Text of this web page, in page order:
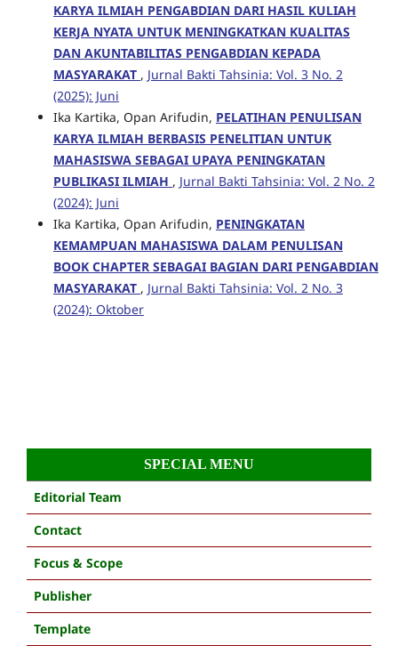
KARYA ILMIAH PENGABDIAN DARI HASIL KULIAH
KERJA NYATA UNTUK MENINGKATKAN KUALITAS
DAN AKUNTABILITAS PENGABDIAN KEPADA
MASYARAKAT , Jurnal Bakti Tahsinia: Vol. 3 No. 2
(2025): Juni
Ika Kartika, Opan Arifudin, PELATIHAN PENULISAN
KARYA ILMIAH BERBASIS PENELITIAN UNTUK
MAHASISWA SEBAGAI UPAYA PENINGKATAN
PUBLIKASI ILMIAH , Jurnal Bakti Tahsinia: Vol. 2 No. 2
(2024): Juni
Ika Kartika, Opan Arifudin, PENINGKATAN
KEMAMPUAN MAHASISWA DALAM PENULISAN
BOOK CHAPTER SEBAGAI BAGIAN DARI PENGABDIAN
MASYARAKAT , Jurnal Bakti Tahsinia: Vol. 2 No. 3
(2024): Oktober
SPECIAL MENU
Editorial Team
Contact
Focus & Scope
Publisher
Template